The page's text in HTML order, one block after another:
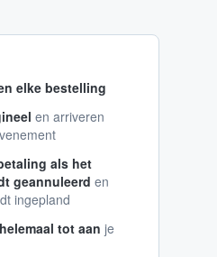
elke bestelling
en arriveren
als het
geannuleerd en
ingepland
tot aan je